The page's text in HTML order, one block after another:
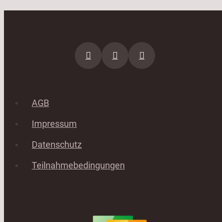
AGB
Impressum
Datenschutz
Teilnahmebedingungen